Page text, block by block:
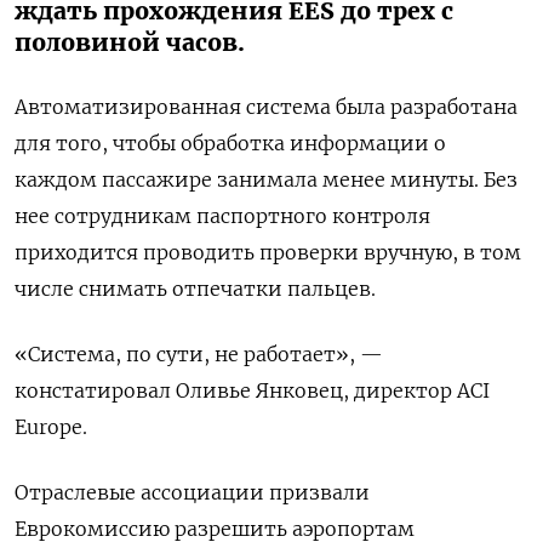
ждать прохождения EES до трех с
половиной часов.
Автоматизированная система была разработана
для того, чтобы обработка информации о
каждом пассажире занимала менее минуты. Без
нее сотрудникам паспортного контроля
приходится проводить проверки вручную, в том
числе снимать отпечатки пальцев.
«Система, по сути, не работает», —
констатировал Оливье Янковец, директор ACI
Europe.
Отраслевые ассоциации призвали
Еврокомиссию разрешить аэропортам